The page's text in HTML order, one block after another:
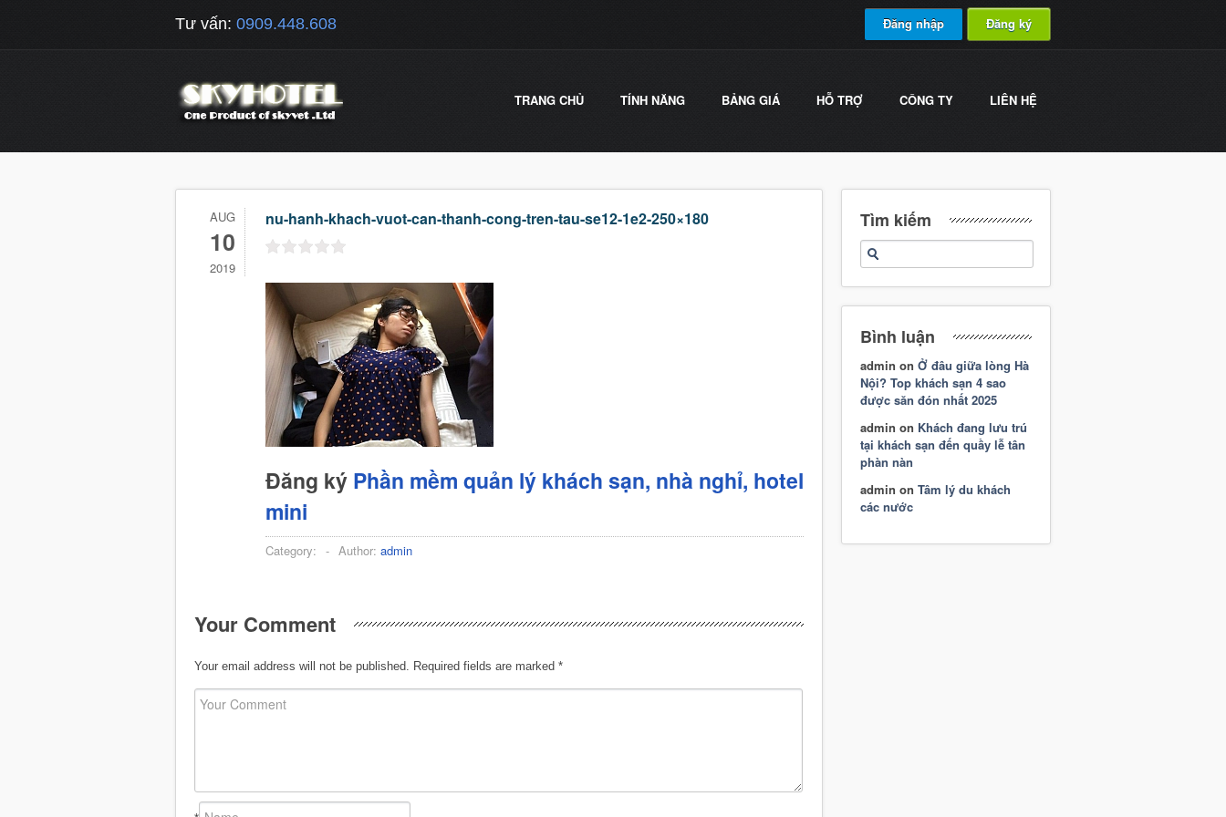
Tư vấn: 0909.448.608 Đăng nhập Đăng ký
TRANG CHỦ TÍNH NĂNG BẢNG GIÁ HỖ TRỢ CÔNG TY LIÊN HỆ
AUG
10
2019
nu-hanh-khach-vuot-can-thanh-cong-tren-tau-se12-1e2-250×180
Đăng ký Phần mềm quản lý khách sạn, nhà nghỉ, hotel
mini
Category: - Author: admin
Your Comment
Your email address will not be published. Required fields are marked *
Tìm kiếm
Bình luận
admin on Ở đâu giữa lòng Hà
Nội? Top khách sạn 4 sao
được săn đón nhất 2025
admin on Khách đang lưu trú
tại khách sạn đến quầy lễ tân
phàn nàn
admin on Tâm lý du khách
các nước